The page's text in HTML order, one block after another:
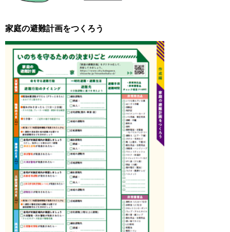
家庭の避難計画をつくろう